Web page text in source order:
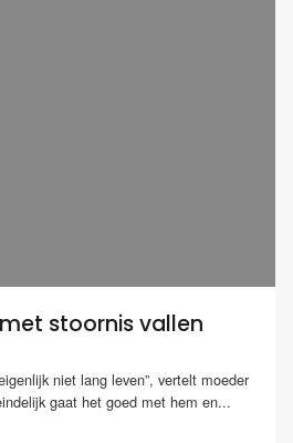
stoornis vallen
niet lang leven”, vertelt moeder
gaat het goed met hem en...